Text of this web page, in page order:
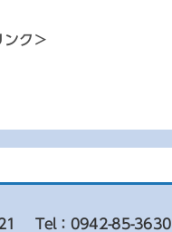
ンク＞
Tel：0942-85-3630